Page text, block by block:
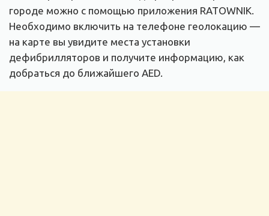
городе можно с помощью приложения RATOWNIK.
Необходимо включить на телефоне геолокацию —
на карте вы увидите места установки
дефибрилляторов и получите информацию, как
добраться до ближайшего AED.